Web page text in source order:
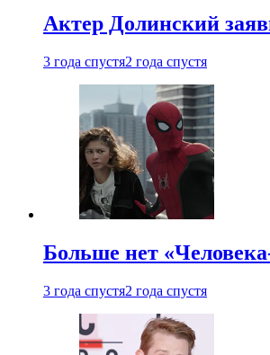
Актер Долинский
3 года спустя2 года спустя
Больше нет
3 года спустя2 года спустя